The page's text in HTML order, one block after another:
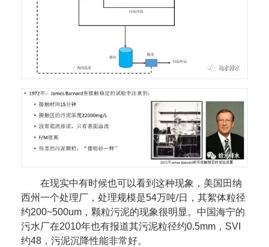
在现实中有时候也可以看到这种现象，美国田纳
西州一个处理厂，处理规模是54万吨/日，其絮体粒径
约200~500um，颗粒污泥的现象很明显。中国海宁的
污水厂在2010年也有报道其污泥粒径约0.5mm，SVI
约48，污泥沉降性能非常好。